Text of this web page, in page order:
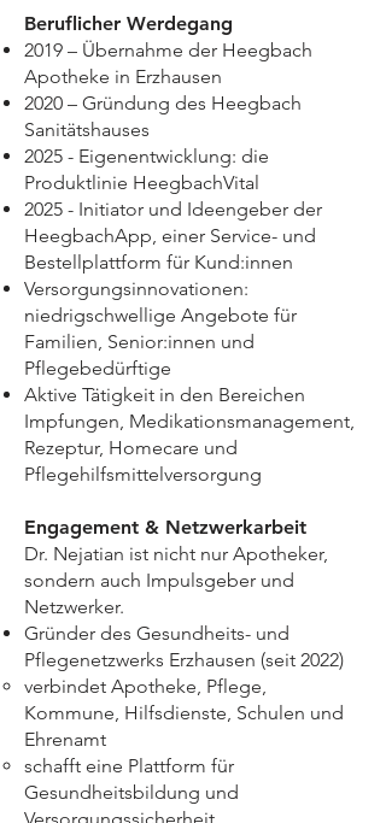
Beruflicher Werdegang
2019 – Übernahme der Heegbach
Apotheke in Erzhausen
2020 – Gründung des Heegbach
Sanitätshauses
2025 - Eigenentwicklung: die
Produktlinie HeegbachVital
2025 - Initiator und Ideengeber der
HeegbachApp, einer Service- und
Bestellplattform für Kund:innen
Versorgungsinnovationen:
niedrigschwellige Angebote für
Familien, Senior:innen und
Pflegebedürftige
Aktive Tätigkeit in den Bereichen
Impfungen, Medikationsmanagement,
Rezeptur, Homecare und
Pflegehilfsmittelversorgung
Engagement & Netzwerkarbeit
Dr. Nejatian ist nicht nur Apotheker,
sondern auch Impulsgeber und
Netzwerker.
Gründer des Gesundheits- und
Pflegenetzwerks Erzhausen (seit 2022)
verbindet Apotheke, Pflege,
Kommune, Hilfsdienste, Schulen und
Ehrenamt
schafft eine Plattform für
Gesundheitsbildung und